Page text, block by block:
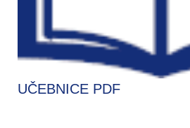
UČEBNICE PDF